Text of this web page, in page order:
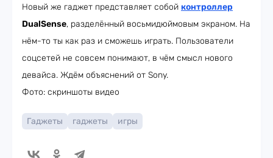
Новый же гаджет представляет собой контроллер
DualSense, разделённый восьмидюймовым экраном. На
нём-то ты как раз и сможешь играть. Пользователи
соцсетей не совсем понимают, в чём смысл нового
девайса. Ждём объяснений от Sony.
Фото: скриншоты видео
Гаджеты гаджеты игры